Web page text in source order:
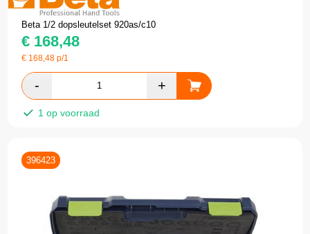
Beta 1/2 dopsleutelset 920as/c10
€ 168,48
€ 168,48 p/1
1 op voorraad
396423